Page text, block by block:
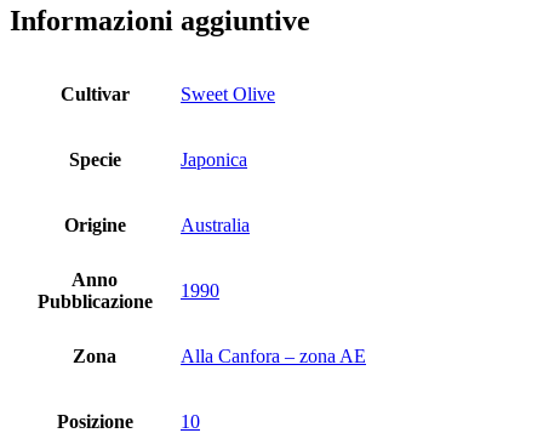
Informazioni aggiuntive
Cultivar Sweet Olive
Specie Japonica
Origine Australia
Anno
Pubblicazione
1990
Zona Alla Canfora – zona AE
Posizione 10